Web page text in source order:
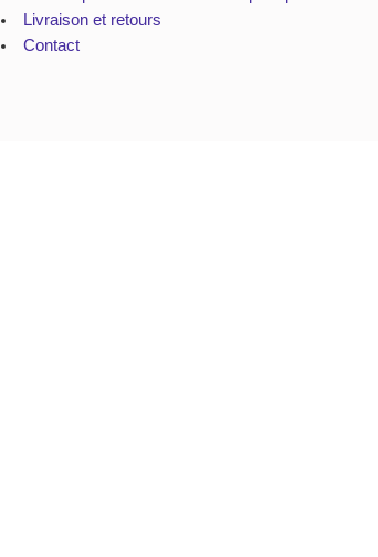
Livraison et retours
Contact